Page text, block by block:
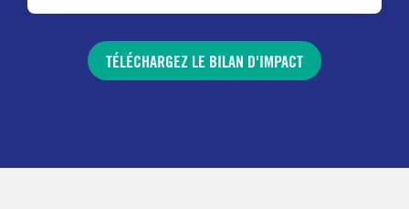
TÉLÉCHARGEZ LE BILAN D'IMPACT